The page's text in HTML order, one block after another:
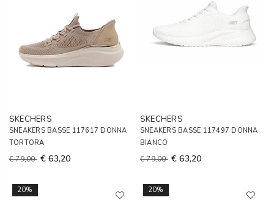
SKECHERS
SNEAKERS BASSE 117617 DONNA
TORTORA
€ 79,00 € 63,20
SKECHERS
SNEAKERS BASSE 117497 DONNA
BIANCO
€ 79,00 € 63,20
20% 20%